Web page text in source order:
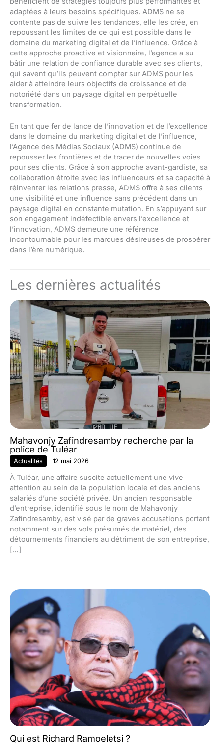
adaptées à leurs besoins spécifiques. ADMS ne se
contente pas de suivre les tendances, elle les crée, en
repoussant les limites de ce qui est possible dans le
domaine du marketing digital et de l’influence. Grâce à
cette approche proactive et visionnaire, l’agence a su
bâtir une relation de confiance durable avec ses clients,
qui savent qu’ils peuvent compter sur ADMS pour les
aider à atteindre leurs objectifs de croissance et de
notoriété dans un paysage digital en perpétuelle
transformation.
En tant que fer de lance de l’innovation et de l’excellence
dans le domaine du marketing digital et de l’influence,
l’Agence des Médias Sociaux (ADMS) continue de
repousser les frontières et de tracer de nouvelles voies
pour ses clients. Grâce à son approche avant-gardiste, sa
collaboration étroite avec les influenceurs et sa capacité à
réinventer les relations presse, ADMS offre à ses clients
une visibilité et une influence sans précédent dans un
paysage digital en constante mutation. En s’appuyant sur
son engagement indéfectible envers l’excellence et
l’innovation, ADMS demeure une référence
incontournable pour les marques désireuses de prospérer
dans l’ère numérique.
Les dernières actualités
Mahavonjy Zafindresamby recherché par la
police de Tuléar
Actualités 12 mai 2026
À Tuléar, une affaire suscite actuellement une vive
attention au sein de la population locale et des anciens
salariés d’une société privée. Un ancien responsable
d’entreprise, identifié sous le nom de Mahavonjy
Zafindresamby, est visé par de graves accusations portant
notamment sur des vols présumés de matériel, des
détournements financiers au détriment de son entreprise,
[…]
Qui est Richard Ramoeletsi ?